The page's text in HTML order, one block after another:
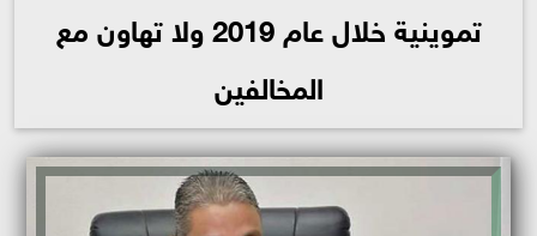
تموينية خلال عام 2019 ولا تهاون مع
المخالفين